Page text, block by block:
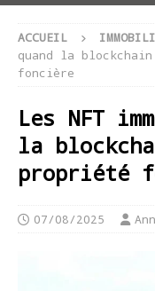
ACCUEIL
quand la
foncière
Les NFT
la
propriété
07/08/2025